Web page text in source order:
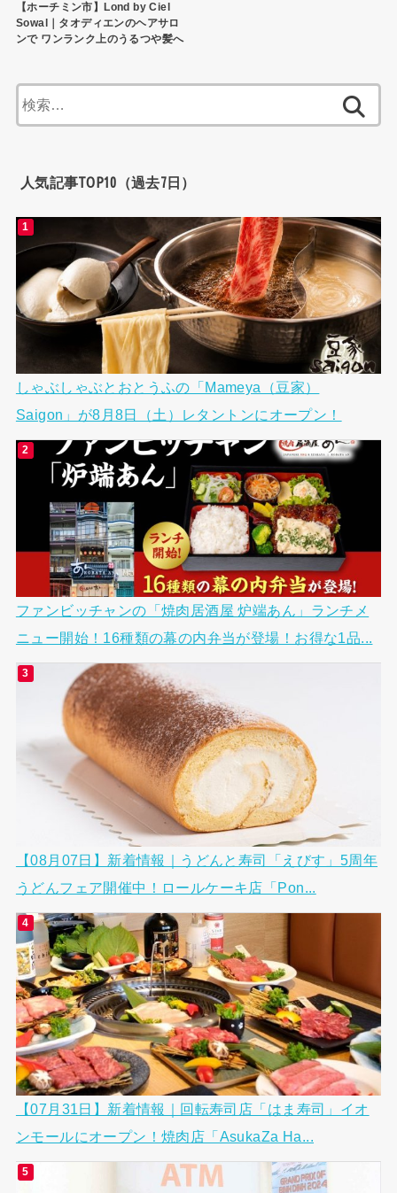
【ホーチミン市】Lond by Ciel
Sowal｜タオディエンのヘアサロ
ンで ワンランク上のうるつや髪へ
索:
人気記事TOP10（過去7日）
しゃぶしゃぶとおとうふの「Mameya（豆家）
Saigon」が8月8日（土）レタントンにオープン！
ファンビッチャンの「焼肉居酒屋 炉端あん」ランチメ
ニュー開始！16種類の幕の内弁当が登場！お得な1品...
【08月07日】新着情報｜うどんと寿司「えびす」5周年
うどんフェア開催中！ロールケーキ店「Pon...
【07月31日】新着情報｜回転寿司店「はま寿司」イオ
ンモールにオープン！焼肉店「AsukaZa Ha...